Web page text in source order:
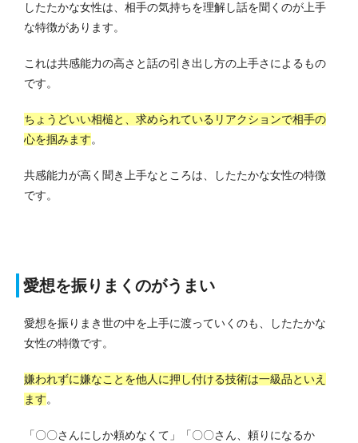
したたかな女性は、相手の気持ちを理解し話を聞くのが上手
な特徴があります。
これは共感能力の高さと話の引き出し方の上手さによるもの
です。
ちょうどいい相槌と、求められているリアクションで相手の
心を掴みます。
共感能力が高く聞き上手なところは、したたかな女性の特徴
です。
愛想を振りまくのがうまい
愛想を振りまき世の中を上手に渡っていくのも、したたかな
女性の特徴です。
嫌われずに嫌なことを他人に押し付ける技術は一級品といえ
ます。
「〇〇さんにしか頼めなくて」「〇〇さん、頼りになるか